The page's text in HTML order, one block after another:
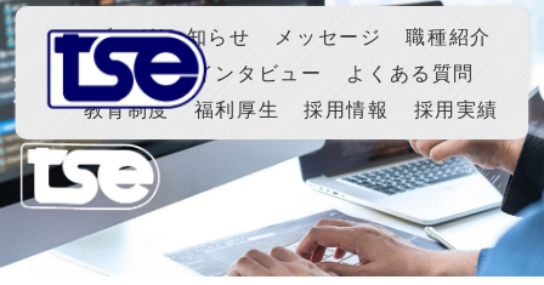
ブログ/お知らせ メッセージ
職種紹介
メンバーインタビュー
よくある質問
教育制度
福利厚生 採用情報 採用実績